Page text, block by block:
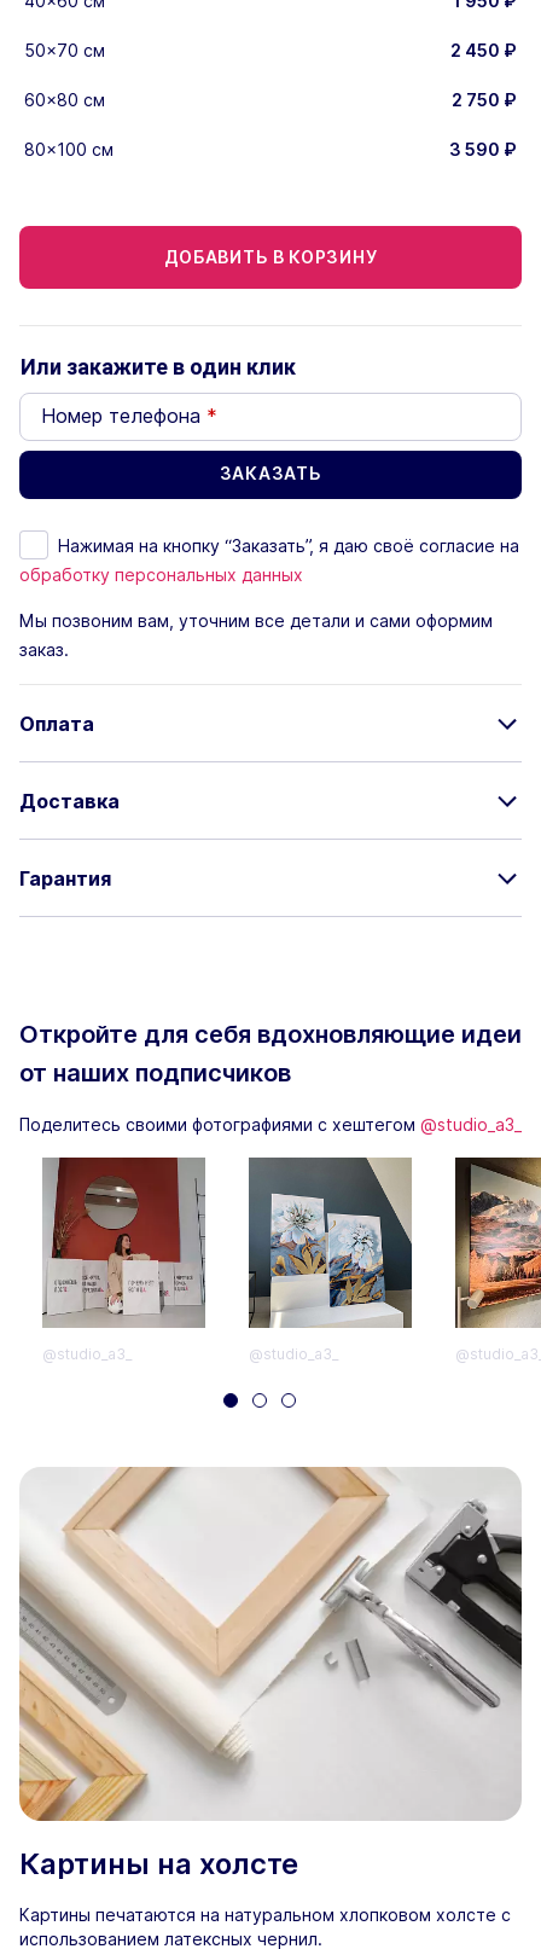
50×70 см 2 450 ₽
60×80 см 2 750 ₽
80×100 см 3 590 ₽
ДОБАВИТЬ В КОРЗИНУ
Или закажите в один клик
Номер телефона *
Нажимая на кнопку “Заказать”, я даю своё согласие на
обработку персональных данных
Мы позвоним вам, уточним все детали и сами оформим
заказ.
Оплата
Доставка
Гарантия
Откройте для себя вдохновляющие идеи
от наших подписчиков
Поделитесь своими фотографиями с хештегом @studio_a3_
@studio_a3_ @studio_a3_
Картины на холсте
Картины печатаются на натуральном хлопковом холсте с
использованием латексных чернил.